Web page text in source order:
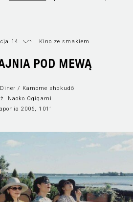
14 Kino ze smakiem
POD MEWĄ
/ Kamome shokudō
Naoko Ogigami
2006, 101’